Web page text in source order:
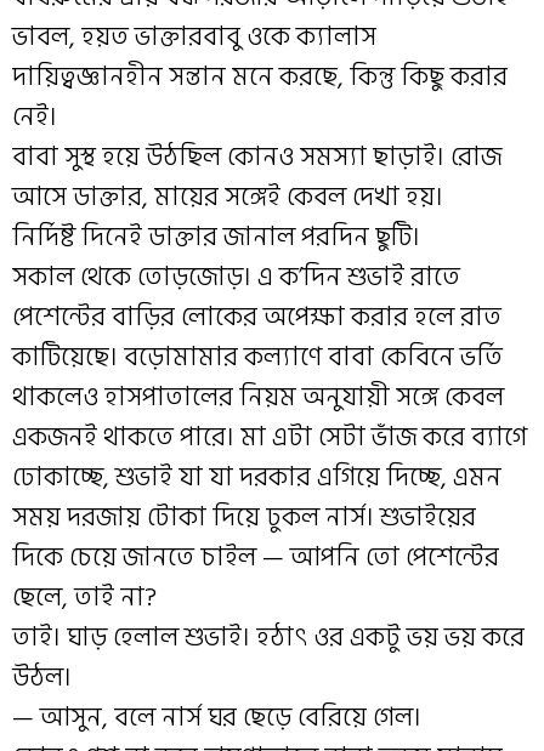
ভাবল, হয়ত ভাক্তারবাবু ওকে ক্যালাস
দায়িত্বজ্ঞানহীন সন্তান মনে করছে, কিন্তু কিছু করার
নেই।
বাবা সুস্থ হয়ে উঠছিল কোনও সমস্যা ছাড়াই। রোজ
আসে ডাক্তার, মায়ের সঙ্গেই কেবল দেখা হয়।
নির্দিষ্ট দিনেই ডাক্তার জানাল পরদিন ছুটি।
সকাল থেকে তোড়জোড়। এ ক’দিন শুভাই রাতে
পেশেন্টের বাড়ির লোকের অপেক্ষা করার হলে রাত
কাটিয়েছে। বড়োমামার কল্যাণে বাবা কেবিনে ভর্তি
থাকলেও হাসপাতালের নিয়ম অনুযায়ী সঙ্গে কেবল
একজনই থাকতে পারে। মা এটা সেটা ভাঁজ করে ব্যাগে
ঢোকাচ্ছে, শুভাই যা যা দরকার এগিয়ে দিচ্ছে, এমন
সময় দরজায় টোকা দিয়ে ঢুকল নার্স। শুভাইয়ের
দিকে চেয়ে জানতে চাইল — আপনি তো পেশেন্টের
ছেলে, তাই না?
তাই। ঘাড় হেলাল শুভাই। হঠাৎ ওর একটু ভয় ভয় করে
উঠল।
— আসুন, বলে নার্স ঘর ছেড়ে বেরিয়ে গেল।